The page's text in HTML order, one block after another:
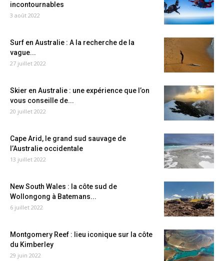
incontournables
3 août 2022
Surf en Australie : A la recherche de la
vague...
27 juillet 2022
Skier en Australie : une expérience que l’on
vous conseille de...
20 juillet 2022
Cape Arid, le grand sud sauvage de
l’Australie occidentale
13 juillet 2022
New South Wales : la côte sud de
Wollongong à Batemans...
6 juillet 2022
Montgomery Reef : lieu iconique sur la côte
du Kimberley
29 juin 2022